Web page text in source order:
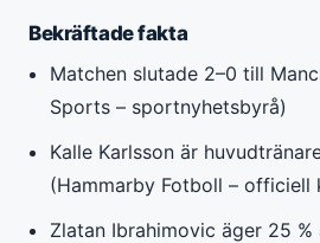
Bekräftade fakta
Matchen slutade 2–0 till
Sports – sportnyhetsbyrå)
Kalle Karlsson är
(Hammarby Fotboll – officiell
Zlatan Ibrahimovic äger 25 %